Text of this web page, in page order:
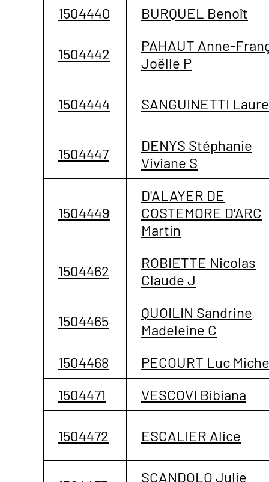
1504440
BURQUEL Benoît
1504442
PAHAUT Anne-
Joëlle P
1504444 SANGUINETTI
1504447
DENYS Stéphanie
Viviane S
1504449
D'ALAYER DE
COSTEMORE D'ARC
Martin
1504462
ROBIETTE Nicolas
Claude J
1504465
QUOILIN Sandrine
Madeleine C
1504468
PECOURT Luc
1504471
VESCOVI Bibiana
1504472 ESCALIER Alice
SCANDOLO Julie